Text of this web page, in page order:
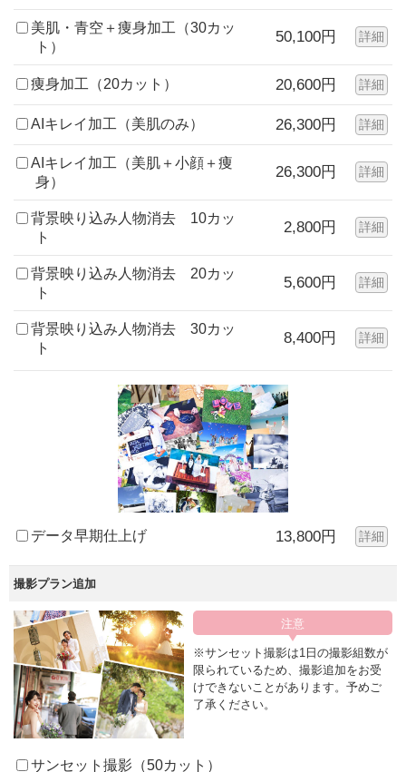
美肌・青空＋痩身加工（30カッ
ト）
50,100円 詳細
痩身加工（20カット） 20,600円 詳細
AIキレイ加工（美肌のみ） 26,300円 詳細
AIキレイ加工（美肌＋小顔＋痩
身）
26,300円 詳細
背景映り込み人物消去 10カッ
ト
2,800円 詳細
背景映り込み人物消去 20カッ
ト
5,600円 詳細
背景映り込み人物消去 30カッ
ト
8,400円 詳細
データ早期仕上げ 13,800円 詳細
撮影プラン追加
※サンセット撮影は1日の撮影組数が
限られているため、撮影追加をお受
けできないことがあります。予めご
了承ください。
サンセット撮影（50カット）